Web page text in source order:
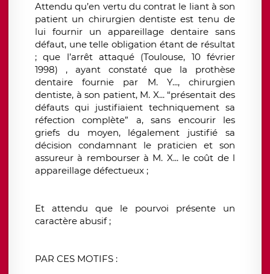
Attendu qu’en vertu du contrat le liant à son
patient un chirurgien dentiste est tenu de
lui fournir un appareillage dentaire sans
défaut, une telle obligation étant de résultat
; que l’arrêt attaqué (Toulouse, 10 février
1998) , ayant constaté que la prothèse
dentaire fournie par M. Y..., chirurgien
dentiste, à son patient, M. X... “présentait des
défauts qui justifiaient techniquement sa
réfection complète” a, sans encourir les
griefs du moyen, légalement justifié sa
décision condamnant le praticien et son
assureur à rembourser à M. X... le coût de l
appareillage défectueux ;
Et attendu que le pourvoi présente un
caractère abusif ;
PAR CES MOTIFS :